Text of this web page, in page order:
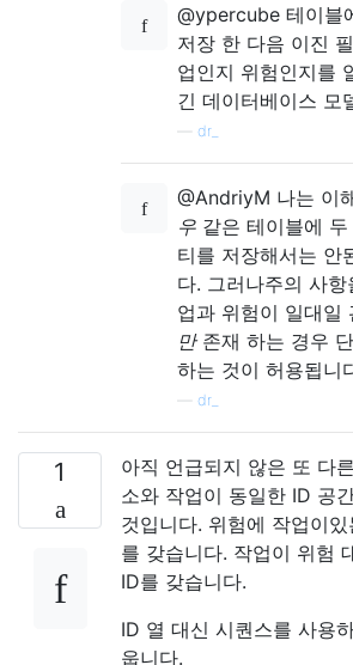
@ypercube 테이블
저장 한 다음 이진
업인지 위험인지를
긴 데이터베이스 모
dr_
@AndriyM 나는 이
우 같은 테이블에
티를 저장해서는 안
다. 그러나주의 사
업과 위험이 일대일
만존재 하는 경우
하는 것이 허용됩니
dr_
1
아직 언급되지 않은 또 다
소와 작업이 동일한 ID 공
것입니다. 위험에 작업이
를 갖습니다. 작업이 위험
ID를 갖습니다.
ID 열 대신 시퀀스를 사용
웁니다.